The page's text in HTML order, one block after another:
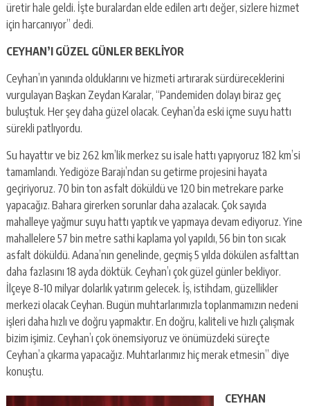
üretir hale geldi. İşte buralardan elde edilen artı değer, sizlere hizmet
için harcanıyor” dedi.
CEYHAN’I GÜZEL GÜNLER BEKLİYOR
Ceyhan’ın yanında olduklarını ve hizmeti artırarak sürdüreceklerini
vurgulayan Başkan Zeydan Karalar, “Pandemiden dolayı biraz geç
buluştuk. Her şey daha güzel olacak. Ceyhan’da eski içme suyu hattı
sürekli patlıyordu.
Su hayattır ve biz 262 km’lik merkez su isale hattı yapıyoruz 182 km’si
tamamlandı. Yedigöze Barajı’ndan su getirme projesini hayata
geçiriyoruz. 70 bin ton asfalt döküldü ve 120 bin metrekare parke
yapacağız. Bahara girerken sorunlar daha azalacak. Çok sayıda
mahalleye yağmur suyu hattı yaptık ve yapmaya devam ediyoruz. Yine
mahallelere 57 bin metre sathi kaplama yol yapıldı, 56 bin ton sıcak
asfalt döküldü. Adana’nın genelinde, geçmiş 5 yılda dökülen asfalttan
daha fazlasını 18 ayda döktük. Ceyhan’ı çok güzel günler bekliyor.
İlçeye 8-10 milyar dolarlık yatırım gelecek. İş, istihdam, güzellikler
merkezi olacak Ceyhan. Bugün muhtarlarımızla toplanmamızın nedeni
işleri daha hızlı ve doğru yapmaktır. En doğru, kaliteli ve hızlı çalışmak
bizim işimiz. Ceyhan’ı çok önemsiyoruz ve önümüzdeki süreçte
Ceyhan’a çıkarma yapacağız. Muhtarlarımız hiç merak etmesin” diye
konuştu.
CEYHAN